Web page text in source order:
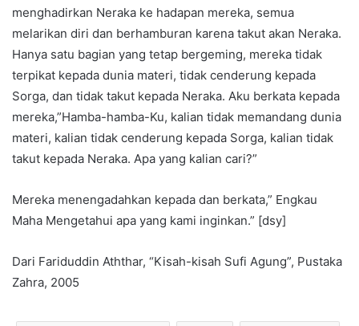
menghadirkan Neraka ke hadapan mereka, semua
melarikan diri dan berhamburan karena takut akan Neraka.
Hanya satu bagian yang tetap bergeming, mereka tidak
terpikat kepada dunia materi, tidak cenderung kepada
Sorga, dan tidak takut kepada Neraka. Aku berkata kepada
mereka,”Hamba-hamba-Ku, kalian tidak memandang dunia
materi, kalian tidak cenderung kepada Sorga, kalian tidak
takut kepada Neraka. Apa yang kalian cari?”
Mereka menengadahkan kepada dan berkata,” Engkau
Maha Mengetahui apa yang kami inginkan.” [dsy]
Dari Fariduddin Aththar, “Kisah-kisah Sufi Agung”, Pustaka
Zahra, 2005